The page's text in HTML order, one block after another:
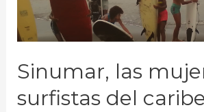
Sinumar, las
surfistas del